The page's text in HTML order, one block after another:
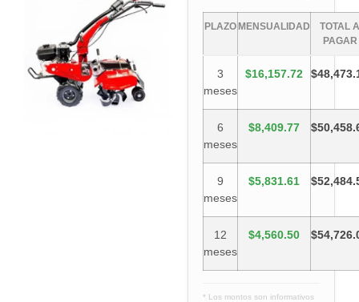
PLAZO MENSUALIDAD
TOTAL A
PAGAR
3
meses
$16,157.72
6
meses
$8,409.77
9
meses
$5,831.61
12
meses
$4,560.50
* Los montos son informativos